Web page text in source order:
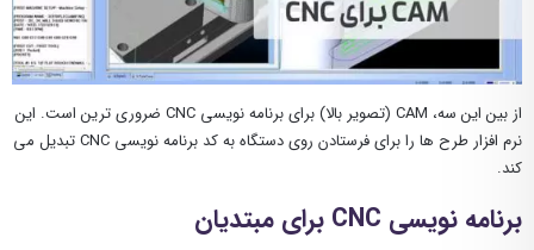
از بین این سه، CAM (تصویر بالا) برای برنامه نویسی CNC ضروری ترین است. این
نرم افزار طرح ها را برای فرستادن روی دستگاه به کد برنامه نویسی CNC تبدیل می
کند.
برنامه نویسی CNC برای مبتدیان